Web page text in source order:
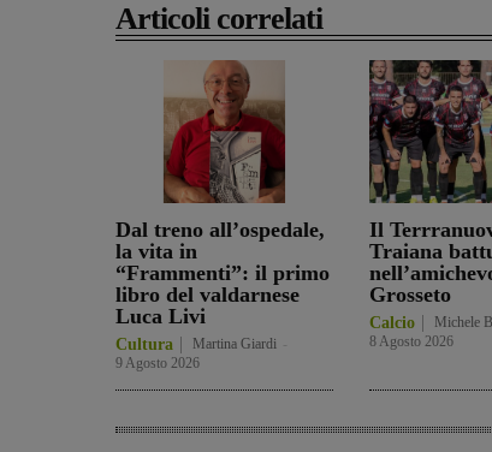
Articoli correlati
Dal treno all’ospedale,
la vita in
“Frammenti”: il primo
libro del valdarnese
Luca Livi
Cultura Martina Giardi
9 Agosto 2026
Il
Traiana
Grosseto
Calcio Michele
8 Agosto 2026